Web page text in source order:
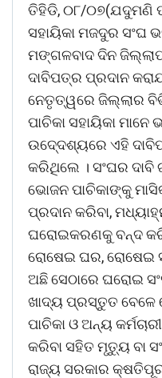
ତିହିଡି, ୦୮/୦୭(ଯଦୁମଣି
ସହାୟିକା ମଜଦୁର ସଂଘ
ମଙ୍ଗଳବାଦ ଦିନ
ଦାବିପତ୍ର ପ୍ରଦାନ
ନେତୃତ୍ୱରେ ଜିଲ୍ଲାର
ପାଚିକା ସହାୟିକା
ଉଦେ୍ଦଶ୍ୟରେ ଏହି
କରିଥିଲେ । ସଂଘର
ଭୋଜନ ପାଚିକାଙ୍କୁ
ପ୍ରଦାନ କରିବା,
ଘରୋଇକରଣକୁ ବନ୍ଦ
ରୋଷେଇ ଘର, ରୋଷେଇ
ଅଛି ସେଠାରେ ଘରୋଇ
ଖାଦ୍ୟ ପ୍ରସ୍ତୁତ ବେଳେ
ପାଚିକା ଓ ଅନ୍ୟ
କରିବା ସହିତ ମୃତୁ୍ୟ ବା
ରାଜ୍ୟ ସରକାର